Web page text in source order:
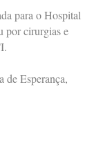
para o Hospital
por cirurgias e
de Esperança,